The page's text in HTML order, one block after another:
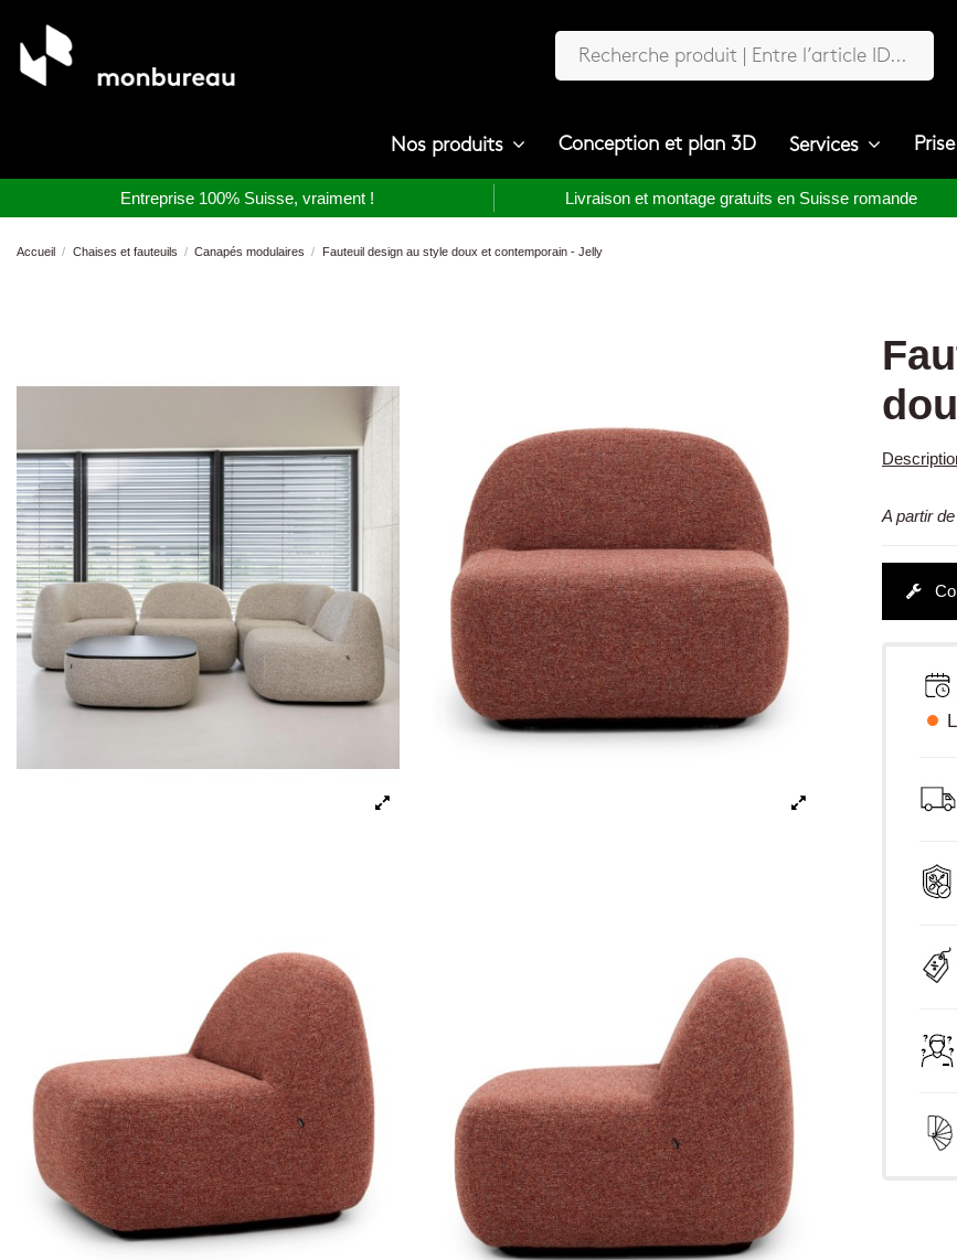
Nos produits Conception et plan 3D Services
Entreprise 100% Suisse, vraiment ! Livraison et montage gratuits en Suisse romande
Accueil Chaises et fauteuils Canapés modulaires Fauteuil design au style doux et contemporain - Jelly
A partir